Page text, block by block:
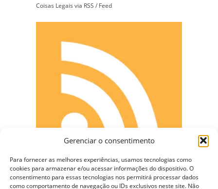
Gerenciar o consentimento
Para fornecer as melhores experiências, usamos tecnologias como
cookies para armazenar e/ou acessar informações do dispositivo. O
consentimento para essas tecnologias nos permitirá processar dados
como comportamento de navegação ou IDs exclusivos neste site. Não
Coisas Legais via RSS / Feed